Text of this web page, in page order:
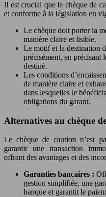
Il est crucial que le chèque de
et conforme à la législation en
Le chèque doit porter la
manière claire et lisible.
Le motif et la destination
précisément, en précisant
destiné.
Les conditions
de manière claire et
dans lesquelles le
obligations du garant.
Alternatives au chèque
Le chèque de caution n’est
garantir une transaction
offrant des avantages et des
Garanties bancaires :
gestion simplifiée, une
banque et garantit le